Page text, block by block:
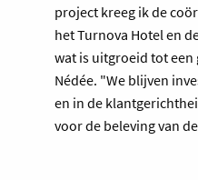
project kreeg ik de
het Turnova Hotel en
wat is uitgroeid tot een
Nédée. "We blijven
en in de
voor de beleving van